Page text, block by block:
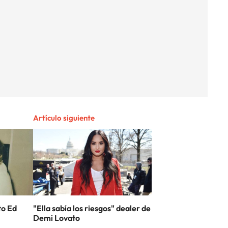
Ed
Artículo siguiente
"Ella sabía los riesgos" dealer de
Demi Lovato